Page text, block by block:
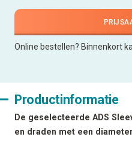
Online bestellen? Binnenkort
Productinformatie
De geselecteerde ADS
en draden met een